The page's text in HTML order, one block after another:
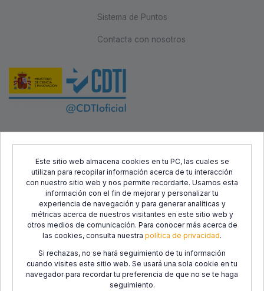
Este sitio web almacena cookies en tu PC, las cuales se
utilizan para recopilar información acerca de tu interacción
con nuestro sitio web y nos permite recordarte. Usamos esta
información con el fin de mejorar y personalizar tu
experiencia de navegación y para generar analíticas y
métricas acerca de nuestros visitantes en este sitio web y
otros medios de comunicación. Para conocer más acerca de
las cookies, consulta nuestra política de privacidad.
Si rechazas, no se hará seguimiento de tu información
cuando visites este sitio web. Se usará una sola cookie en tu
navegador para recordar tu preferencia de que no se te haga
seguimiento.
Sistema de Puntos
Contacta con nosotros
Desarrollo Regional (FEDER) y el Centro para el Desarrollo
Tecnológico Industrial (CDTI), con el objetivo de promover el
desarrollo tecnológico, la innovación y una investigación de